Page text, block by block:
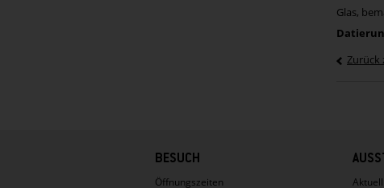
Glas,
Zurück
BESUCH
Öffnungszeiten
Aktuell